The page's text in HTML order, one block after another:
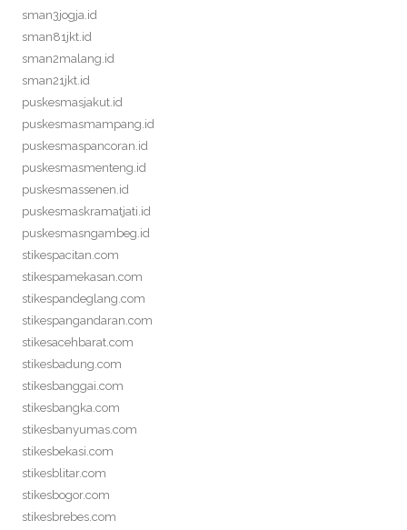
sman3jogja.id
sman81jkt.id
sman2malang.id
sman21jkt.id
puskesmasjakut.id
puskesmasmampang.id
puskesmaspancoran.id
puskesmasmenteng.id
puskesmassenen.id
puskesmaskramatjati.id
puskesmasngambeg.id
stikespacitan.com
stikespamekasan.com
stikespandeglang.com
stikespangandaran.com
stikesacehbarat.com
stikesbadung.com
stikesbanggai.com
stikesbangka.com
stikesbanyumas.com
stikesbekasi.com
stikesblitar.com
stikesbogor.com
stikesbrebes.com